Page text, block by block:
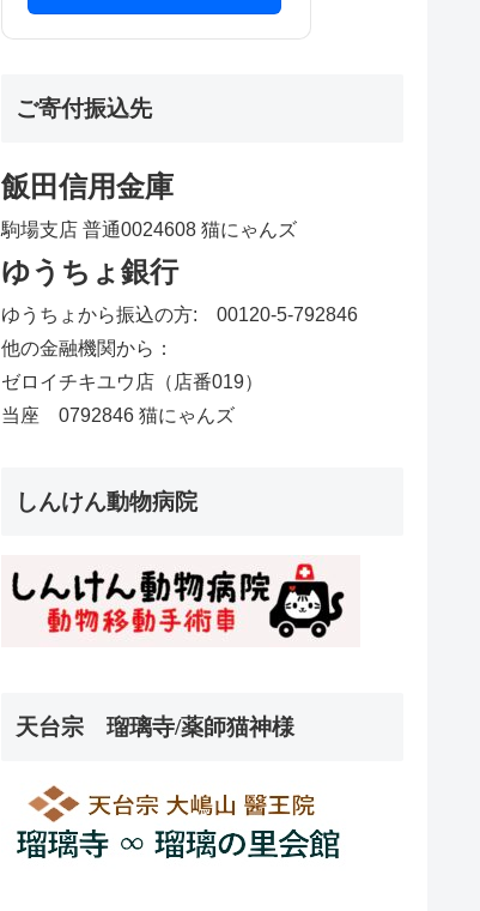
ご寄付振込先
飯田信用金庫
駒場支店 普通0024608 猫にゃんズ
ゆうちょ銀行
ゆうちょから振込の方: 00120-5-792846
他の金融機関から：
ゼロイチキユウ店（店番019）
当座 0792846 猫にゃんズ
しんけん動物病院
天台宗 瑠璃寺/薬師猫神様